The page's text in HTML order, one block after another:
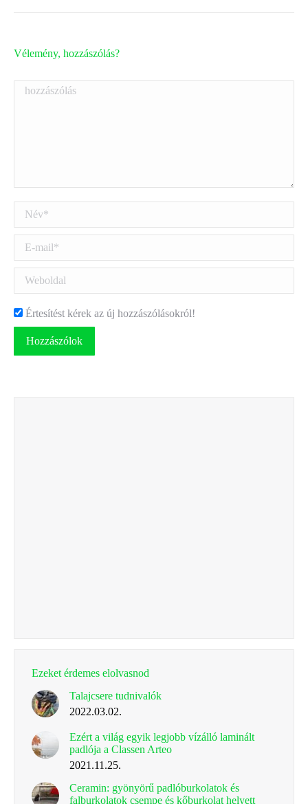
Vélemény, hozzászólás?
hozzászólás
Név *
Értesítést kérek az új hozzászólásokról!
Hozzászólok
Ezeket érdemes elolvasnod
Talajcsere tudnivalók
2022.03.02.
Ezért a világ egyik legjobb vízálló laminált
padlója a Classen Arteo
2021.11.25.
Ceramin: gyönyörű padlóburkolatok és
falburkolatok csempe és kőburkolat helyett